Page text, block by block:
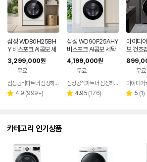
삼성 WD80H25BH
Y 비스포크 AI콤보 세
탁25kg 건조18kg 2
6년형 일체형 1등급
3,299,000원
무료
삼성공식파트너 삼성하나로
별 4.9 리
(999+)
삼성 WD90F25AHY
비스포크 AI콤보 세탁
25kg 건조18kg 자동
문열림 1등급
4,199,000원
무료
삼성공식파트너 삼성하나로
별 4.95 리
(176)
마이디
보 건조
탁건조
0WB/
5kg, 건
무료
마이디어
별 5 리
(1)
카테고리 인기상품